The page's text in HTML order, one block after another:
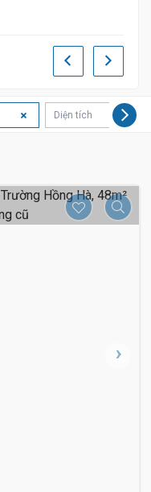
Diện tích